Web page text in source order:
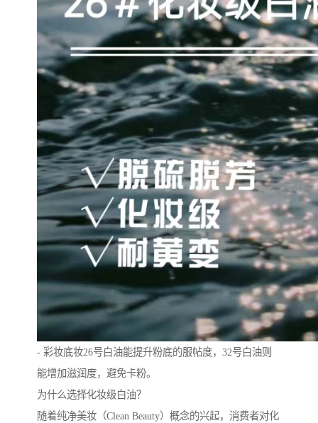
- 彩妆底妆26号白油能提升粉底的服帖度，32号白油则
能增加滋润度，避免卡粉。
为什么选择化妆级白油？
随着纯净美妆（Clean Beauty）概念的兴起，消费者对化